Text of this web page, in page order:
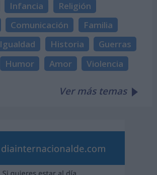
Infancia
Religión
Comunicación
Familia
Igualdad Historia
Guerras
Humor Amor Violencia
Ver más temas